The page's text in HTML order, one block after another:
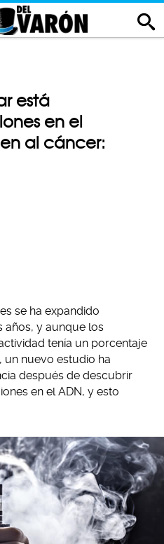
está
en el
al cáncer:
se ha expandido
años, y aunque los
tenía un porcentaje
nuevo estudio ha
después de descubrir
en el ADN, y esto